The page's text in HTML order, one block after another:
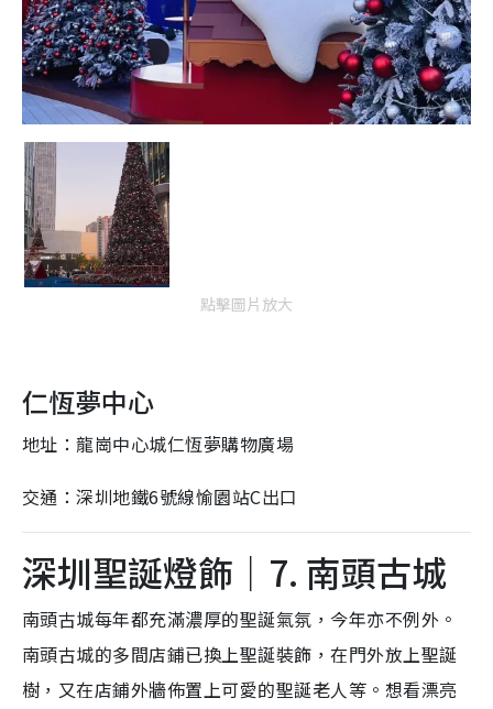
點擊圖片放大
仁恆夢中心
地址：龍崗中心城仁恆夢購物廣場
交通：深圳地鐵6號線愉園站C出口
深圳聖誕燈飾｜7. 南頭古城
南頭古城每年都充滿濃厚的聖誕氣氛，今年亦不例外。
南頭古城的多間店鋪已換上聖誕裝飾，在門外放上聖誕
樹，又在店鋪外牆佈置上可愛的聖誕老人等。想看漂亮